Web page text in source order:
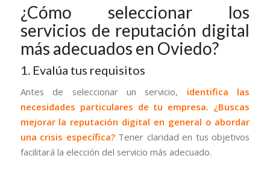
¿Cómo seleccionar los
servicios de reputación digital
más adecuados en Oviedo?
1. Evalúa tus requisitos
Antes de seleccionar un servicio, identifica las
necesidades particulares de tu empresa. ¿Buscas
mejorar la reputación digital en general o abordar
una crisis específica?Tener claridad en tus objetivos
facilitará la elección del servicio más adecuado.